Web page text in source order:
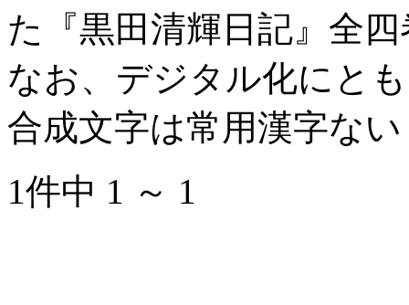
た『黒田清輝日記』全
なお、デジタル化にと
合成文字は常用漢字な
1件中 1 ～ 1